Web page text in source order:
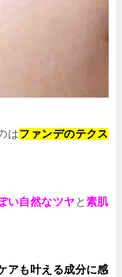
はファンデのテクス
い自然なツヤ と素肌
アも叶える成分に感